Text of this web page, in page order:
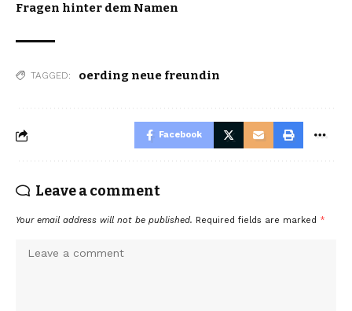
Fragen hinter dem Namen
TAGGED: oerding neue freundin
Facebook
Leave a comment
Your email address will not be published. Required fields are marked *